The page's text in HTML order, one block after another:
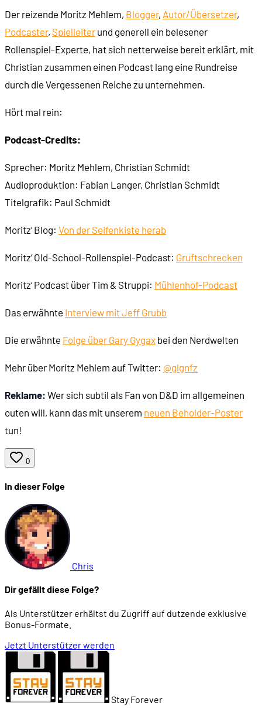
00:40:50 Wer lebt in Faerûn?
00:43:21 Machtgruppen in Faerûn
00:54:55
01:02:50 Monster, Gegner und Gefahren
01:08:03 Warum sind die Forgotten Realms so beliebt?
Der reizende Moritz Mehlem, Blogger, Autor/Übersetzer,
Podcaster, Spielleiter und generell ein belesener
Rollenspiel-Experte, hat sich netterweise bereit erklärt, mit
Christian zusammen einen Podcast lang eine Rundreise
durch die Vergessenen Reiche zu unternehmen.
Hört mal rein:
Podcast-Credits:
Sprecher: Moritz Mehlem, Christian Schmidt
Audioproduktion: Fabian Langer, Christian Schmidt
Titelgrafik: Paul Schmidt
Moritz‘ Blog: Von der Seifenkiste herab
Moritz‘ Old-School-Rollenspiel-Podcast: Gruftschrecken
Moritz‘ Podcast über Tim & Struppi: Mühlenhof-Podcast
Das erwähnte Interview mit Jeff Grubb
Die erwähnte Folge über Gary Gygax bei den Nerdwelten
Mehr über Moritz Mehlem auf Twitter: @glgnfz
Reklame: Wer sich subtil als Fan von D&D im allgemeinen
outen will, kann das mit unserem neuen Beholder-Poster
tun!
0
In dieser Folge
Chris
Dir gefällt diese Folge?
Als Unterstützer erhältst du Zugriff auf dutzende exklusive
Bonus-Formate.
Jetzt Unterstützer werden
Stay Forever